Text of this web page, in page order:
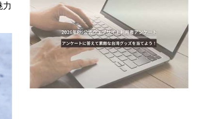
力